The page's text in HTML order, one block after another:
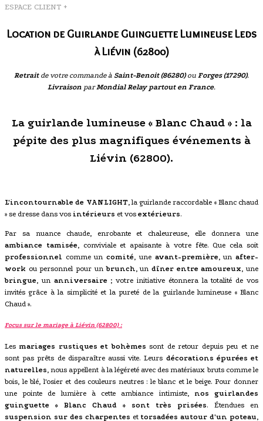
ESPACE CLIENT +
Location de Guirlande Guinguette Lumineuse Leds
à Liévin (62800)
Retraitde votre commande à Saint-Benoit (86280)ou Forges (17290).
Livraison parMondial Relay partout en France.
La guirlande lumineuse « Blanc Chaud » : la
pépite des plus magnifiques événements à
Liévin (62800).
L'incontournable de VANLIGHT, la guirlande raccordable « Blanc chaud
» se dresse dans vos intérieurs et vos extérieurs.
Par sa nuance chaude, enrobante et chaleureuse, elle donnera une
ambiance tamisée, conviviale et apaisante à votre fête. Que cela soit
professionnel comme uncomité , une avant-première, unafter-
work ou personnel pour unbrunch , un dîner entre amoureux , une
bringue , un anniversaire; votre initiative étonnera la totalité de vos
invités grâce à la simplicité et la pureté de la guirlande lumineuse « Blanc
Chaud ».
Focus sur le mariage à Liévin (62800) :
Les mariages rustiques et bohèmes sont de retour depuis peu et ne
sont pas prêts de disparaître aussi vite. Leurs décorations épurées et
naturelles , nous appellent à la légéreté avec des matériaux bruts comme le
bois, le blé, l'osier et des couleurs neutres : le blanc et le beige. Pour donner
une pointe de lumière à cette ambiance intimiste, nos guirlandes
guinguette « Blanc Chaud » sont très prisées. Étendues en
suspension sur des charpentes et torsadées autour d'un poteau